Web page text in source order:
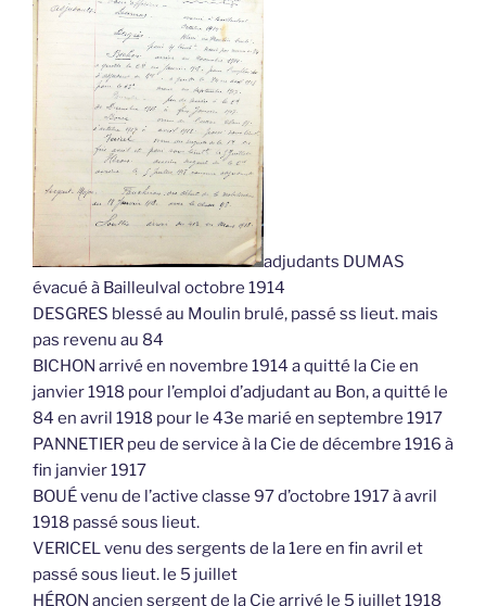
adjudants DUMAS
évacué à Bailleulval octobre 1914
DESGRES blessé au Moulin brulé, passé ss lieut. mais
pas revenu au 84
BICHON arrivé en novembre 1914 a quitté la Cie en
janvier 1918 pour l’emploi d’adjudant au Bon, a quitté le
84 en avril 1918 pour le 43e marié en septembre 1917
PANNETIER peu de service à la Cie de décembre 1916 à
fin janvier 1917
BOUÉ venu de l’active classe 97 d’octobre 1917 à avril
1918 passé sous lieut.
VERICEL venu des sergents de la 1ere en fin avril et
passé sous lieut. le 5 juillet
HÉRON ancien sergent de la Cie arrivé le 5 juillet 1918